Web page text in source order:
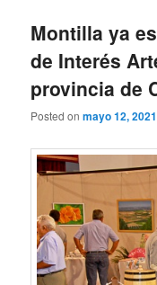
Montilla ya
de Interés
provincia de
Posted onmayo 12, 2021